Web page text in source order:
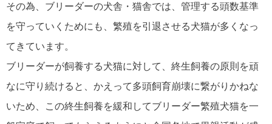
その為、ブリーダーの犬舎・猫舎では、管理する頭数基準
を守っていくためにも、繁殖を引退させる犬猫が多くなっ
てきています。
ブリーダーが飼養する犬猫に対して、終生飼養の原則を頑
なに守り続けると、かえって多頭飼育崩壊に繋がりかねな
いため、この終生飼養を緩和してブリーダー繁殖犬猫を一